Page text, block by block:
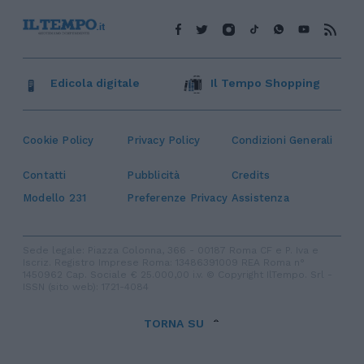
Cookie Policy Privacy Policy Condizioni Generali
Contatti Pubblicità
Credits
Modello 231
Preferenze Privacy Assistenza
Edicola digitale Il Tempo Shopping
TORNA SU